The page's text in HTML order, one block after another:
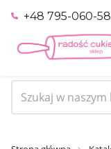
+48 795-060-